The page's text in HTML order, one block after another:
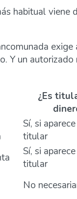
habitual viene
Y un
¿Es
Sí, si
titular
Sí, si
titular
No